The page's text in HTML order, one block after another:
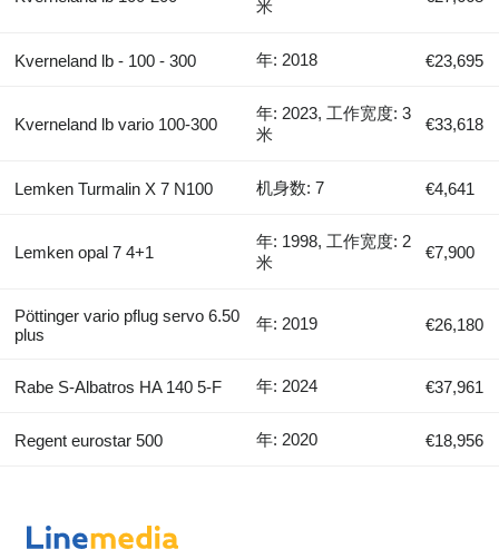
米
Kverneland lb - 100 - 300 年: 2018 €23,695
Kverneland lb vario 100-300
年: 2023, 工作宽度: 3
米
€33,618
Lemken Turmalin X 7 N100 机身数: 7 €4,641
Lemken opal 7 4+1
年: 1998, 工作宽度: 2
米
€7,900
Pöttinger vario pflug servo 6.50
plus
年: 2019 €26,180
Rabe S-Albatros HA 140 5-F 年: 2024 €37,961
Regent eurostar 500 年: 2020 €18,956